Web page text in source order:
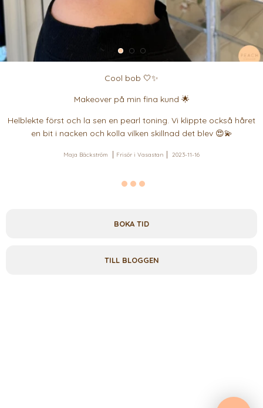
Cool bob 🤍✨
Makeover på min fina kund 🌟
Helblekte först och la sen en pearl toning. Vi klippte också håret
en bit i nacken och kolla vilken skillnad det blev 😍💫
Maja Bäckström Frisör i Vasastan 2023-11-16
BOKA TID
TILL BLOGGEN